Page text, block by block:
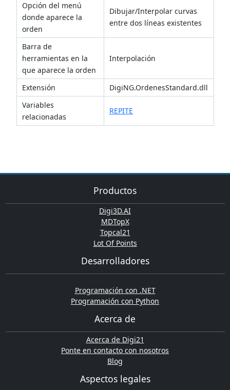
Opción del menú
donde aparece la
orden
Dibujar/Interpolar curvas
entre dos líneas existentes
Barra de
herramientas en la
que aparece la orden
Interpolación
Extensión
DigiNG.OrdenesStandard.dll
Variables
relacionadas
REPITE
Productos
Digi3D.AI
MDTopX
Topcal21
Lot Of Points
Desarrolladores
Programación con .NET
Programación con Python
Acerca de
Acerca de Digi21
Ponte en contacto con nosotros
Blog
Aspectos legales